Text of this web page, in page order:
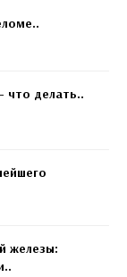
что делать..
железы: